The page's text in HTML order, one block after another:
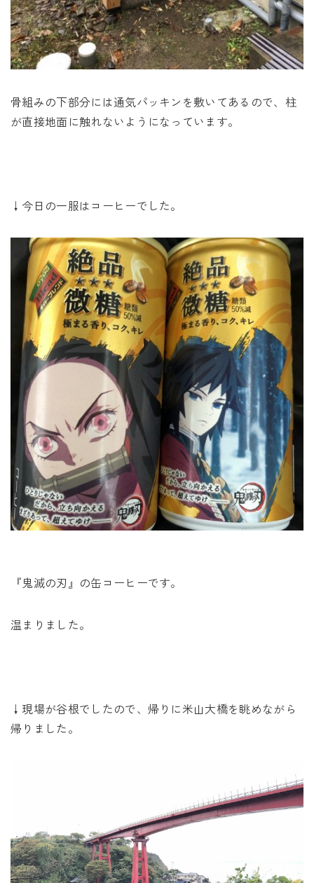
骨組みの下部分には通気パッキンを敷いてあるので、柱
が直接地面に触れないようになっています。
↓今日の一服はコーヒーでした。
『鬼滅の刃』の缶コーヒーです。
温まりました。
↓現場が谷根でしたので、帰りに米山大橋を眺めながら
帰りました。